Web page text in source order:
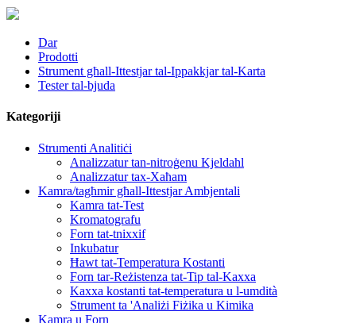
Dar
Prodotti
Strument għall-Ittestjar tal-Ippakkjar tal-Karta
Tester tal-bjuda
Kategoriji
Strumenti Analitiċi
Analizzatur tan-nitroġenu Kjeldahl
Analizzatur tax-Xaħam
Kamra/tagħmir għall-Ittestjar Ambjentali
Kamra tat-Test
Kromatografu
Forn tat-tnixxif
Inkubatur
Ħawt tat-Temperatura Kostanti
Forn tar-Reżistenza tat-Tip tal-Kaxxa
Kaxxa kostanti tat-temperatura u l-umdità
Strument ta 'Analiżi Fiżika u Kimika
Kamra u Forn